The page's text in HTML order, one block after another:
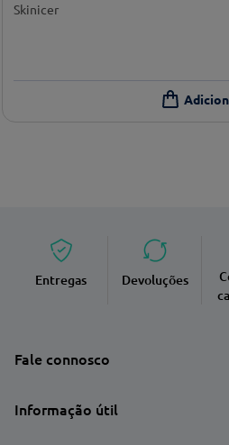
Skinicer
Entregas Devoluções
Fale connosco
Informação útil